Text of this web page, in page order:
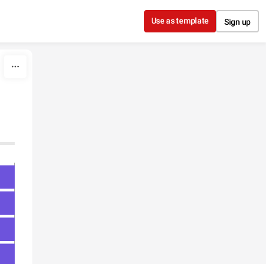
Use as template Sign up